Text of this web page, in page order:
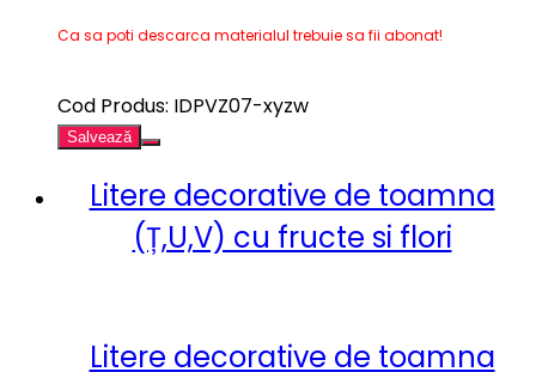
Ca sa poti descarca materialul trebuie sa fii abonat!
Cod Produs: IDPVZ07-xyzw
Salvează
Litere decorative de toamna
(Ț,U,V) cu fructe si flori
Litere decorative de toamna